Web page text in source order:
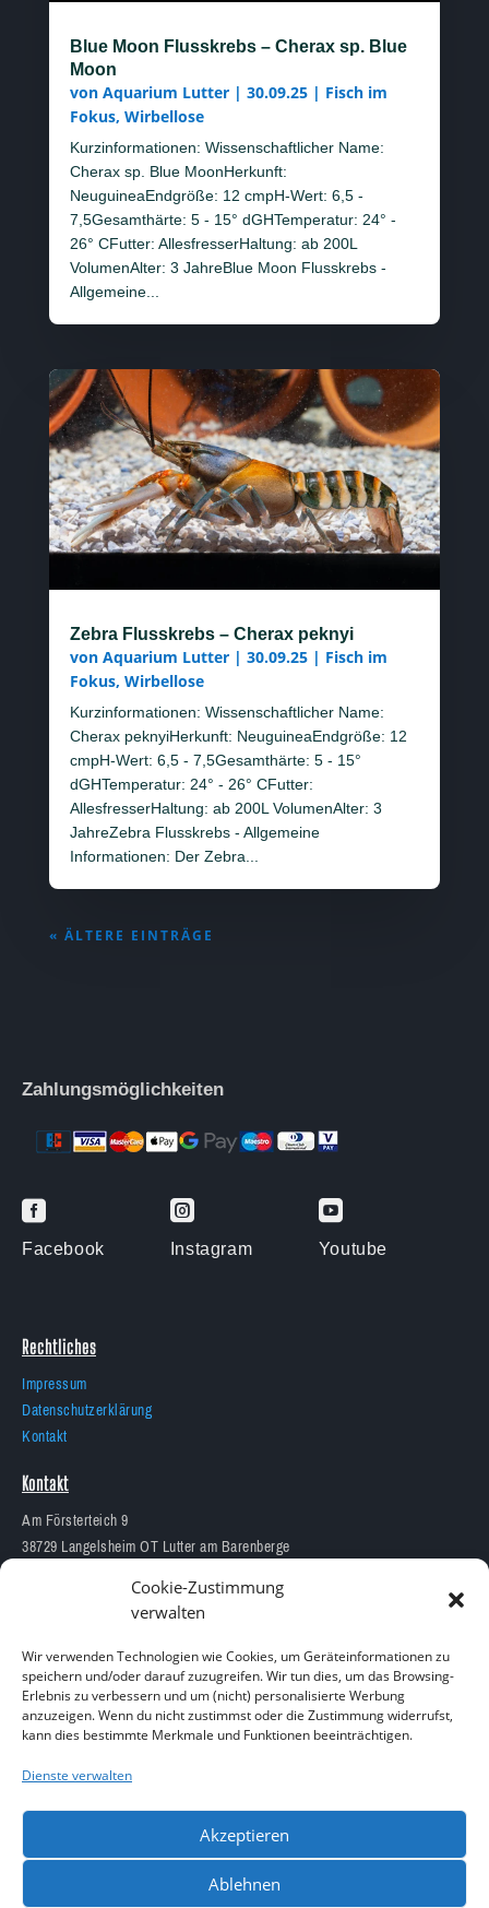
Cookie-Zustimmung
verwalten
Wir verwenden Technologien wie Cookies, um Geräteinformationen zu
speichern und/oder darauf zuzugreifen. Wir tun dies, um das Browsing-
Erlebnis zu verbessern und um (nicht) personalisierte Werbung
anzuzeigen. Wenn du nicht zustimmst oder die Zustimmung widerrufst,
kann dies bestimmte Merkmale und Funktionen beeinträchtigen.
Dienste verwalten
Akzeptieren
Ablehnen
Blue Moon Flusskrebs – Cherax sp. Blue
Moon
von Aquarium Lutter| 30.09.25| Fisch im
Fokus, Wirbellose
Kurzinformationen: Wissenschaftlicher Name:
Cherax sp. Blue MoonHerkunft:
NeuguineaEndgröße: 12 cmpH-Wert: 6,5 -
7,5Gesamthärte: 5 - 15° dGHTemperatur: 24° -
26° CFutter: AllesfresserHaltung: ab 200L
VolumenAlter: 3 JahreBlue Moon Flusskrebs -
Allgemeine...
Zebra Flusskrebs – Cherax peknyi
von Aquarium Lutter| 30.09.25| Fisch im
Fokus, Wirbellose
Kurzinformationen: Wissenschaftlicher Name:
Cherax peknyiHerkunft: NeuguineaEndgröße: 12
cmpH-Wert: 6,5 - 7,5Gesamthärte: 5 - 15°
dGHTemperatur: 24° - 26° CFutter:
AllesfresserHaltung: ab 200L VolumenAlter: 3
JahreZebra Flusskrebs - Allgemeine
Informationen: Der Zebra...
« ÄLTERE EINTRÄGE
Zahlungsmöglichkeiten

Facebook

Instagram

Youtube
Rechtliches
Impressum
Datenschutzerklärung
Kontakt
Kontakt
Am Försterteich 9
38729 Langelsheim OT Lutter am Barenberge
info@aquarium-lutter.de
Copyright 2023 – Alle Rechte vorbehalten